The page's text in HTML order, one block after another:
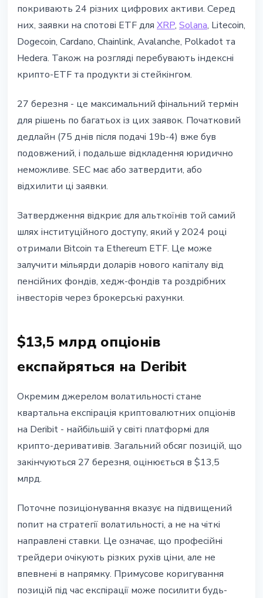
покривають 24 різних цифрових активи. Серед
них, заявки на спотові ETF для XRP, Solana, Litecoin,
Dogecoin, Cardano, Chainlink, Avalanche, Polkadot та
Hedera. Також на розгляді перебувають індексні
крипто-ETF та продукти зі стейкінгом.
27 березня - це максимальний фінальний термін
для рішень по багатьох із цих заявок. Початковий
дедлайн (75 днів після подачі 19b-4) вже був
подовжений, і подальше відкладення юридично
неможливе. SEC має або затвердити, або
відхилити ці заявки.
Затвердження відкриє для альткоїнів той самий
шлях інституційного доступу, який у 2024 році
отримали Bitcoin та Ethereum ETF. Це може
залучити мільярди доларів нового капіталу від
пенсійних фондів, хедж-фондів та роздрібних
інвесторів через брокерські рахунки.
$13,5 млрд опціонів
експайряться на Deribit
Окремим джерелом волатильності стане
квартальна експірація криптовалютних опціонів
на Deribit - найбільшій у світі платформі для
крипто-деривативів. Загальний обсяг позицій, що
закінчуються 27 березня, оцінюється в $13,5
млрд.
Поточне позиціонування вказує на підвищений
попит на стратегії волатильності, а не на чіткі
направлені ставки. Це означає, що професійні
трейдери очікують різких рухів ціни, але не
впевнені в напрямку. Примусове коригування
позицій під час експірації може посилити будь-